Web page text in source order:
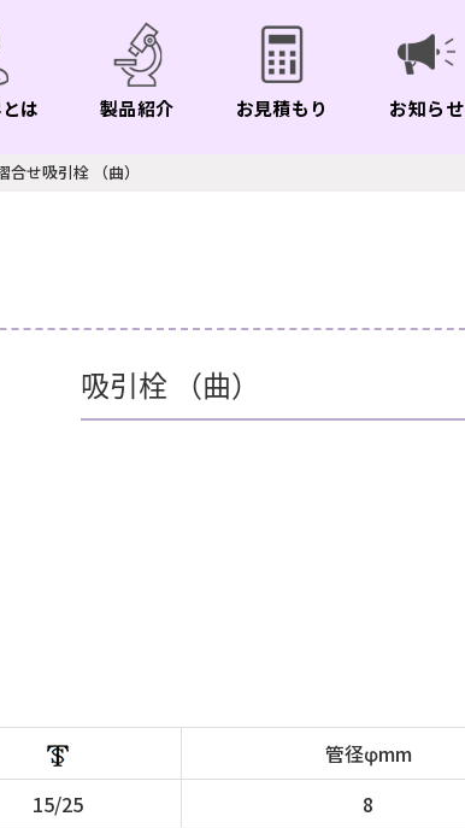
は 製品紹介 お見積もり お知らせ
合せ吸引栓 （曲）
吸引栓 （曲）
管径φmm
15/25 8